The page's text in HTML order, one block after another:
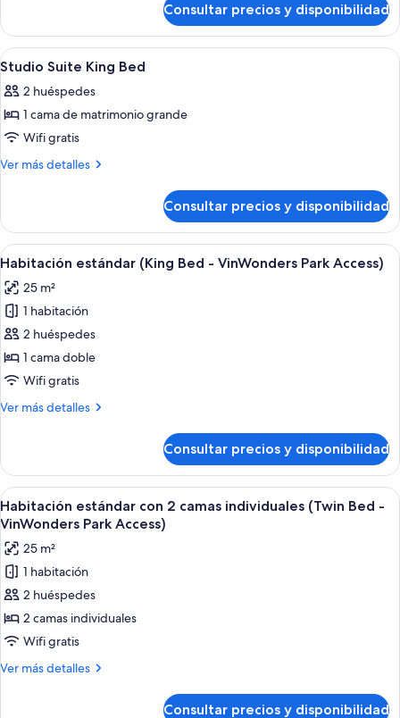
Twin
Bed
Consultar precios y disponibilidad
Abrir
todas
las
fotos
de
Studio
Bed
Minibar, caja fuerte, cortinas opacas
7
Studio Suite King Bed
2 huéspedes
1 cama de matrimonio grande
Wifi gratis
Ver más detalles
Más
Suite
King
Bed
Consultar precios y disponibilidad
Abrir
todas
las
fotos
de
Habitación
estándar
Bed
Park
Access)
Una habitación de hotel con cama,
5
Habitación estándar (King Bed - VinWonders Park Access)
25 m²
1 habitación
2 huéspedes
1 cama doble
Wifi gratis
Ver más detalles
Más
estándar
(King
Bed
-
Park
Access)
Consultar precios y disponibilidad
Abrir
todas
las
fotos
de
Habitación
estándar
con
2
Habitación de hotel con dos camas,
5
Habitación estándar con 2 camas individuales (Twin Bed -
VinWonders Park Access)
25 m²
1 habitación
2 huéspedes
2 camas individuales
Wifi gratis
Ver más detalles
Más
Consultar precios y disponibilidad